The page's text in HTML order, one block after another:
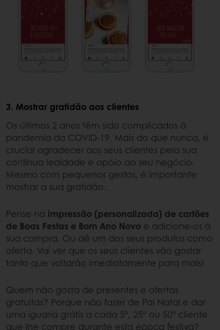
3. Mostrar gratidão aos clientes
Os últimos 2 anos têm sido complicados à
pandemia da COVID-19. Mais do que nunca, é
crucial agradecer aos seus clientes pela sua
contínua lealdade e apoio ao seu negócio.
Mesmo com pequenos gestos, é importante
mostrar a sua gratidão.
Pense na impressão (personalizada) de cartões
de Boas Festas e Bom Ano Novo e adicione-os à
sua compra. Ou dê um dos seus produtos como
oferta. Vai ver que os seus clientes vão gostar
tanto que voltarão imediatamente para mais!
Quem não gosta de presentes e ofertas
gratuitas? Porque não fazer de Pai Natal e dar
uma iguaria grátis a cada 5º, 25º ou 50º cliente
que lhe compre durante esta época festiva?